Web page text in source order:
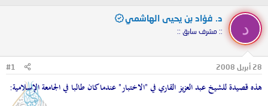
د
ئ
ل
م
و
و
ر
ي
ل
د
د. فؤاد بن يحيى الهاشمي
:: مشرف سابق ::
28 أبريل 2008 #1
هذه قصيدة للشيخ عبد العزيز القاري في "الاختبار" عندما كان طالبا في الجامعة الإسلامية: